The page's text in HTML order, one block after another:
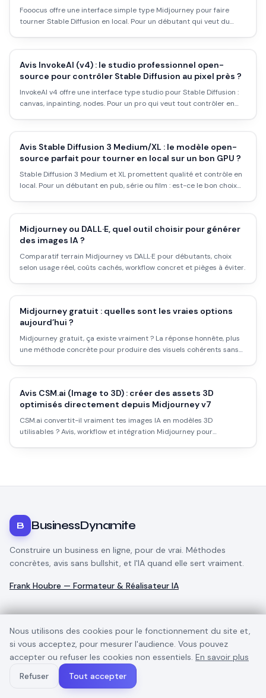
Fooocus offre une interface simple type Midjourney pour faire
tourner Stable Diffusion en local. Pour un débutant qui veut du
Avis InvokeAI (v4) : le studio professionnel open-
source pour contrôler Stable Diffusion au pixel près ?
InvokeAI v4 offre une interface type studio pour Stable Diffusion :
canvas, inpainting, nodes. Pour un pro qui veut tout contrôler en
Avis Stable Diffusion 3 Medium/XL : le modèle open-
source parfait pour tourner en local sur un bon GPU ?
Stable Diffusion 3 Medium et XL promettent qualité et contrôle en
local. Pour un débutant en pub, série ou film : est-ce le bon choix
Midjourney ou DALL·E, quel outil choisir pour générer
des images IA ?
Comparatif terrain Midjourney vs DALL·E pour débutants, choix
selon usage réel, coûts cachés, workflow concret et pièges à éviter.
Midjourney gratuit : quelles sont les vraies options
aujourd’hui ?
Midjourney gratuit, ça existe vraiment ? La réponse honnête, plus
une méthode concrète pour produire des visuels cohérents sans
Avis CSM.ai (Image to 3D) : créer des assets 3D
optimisés directement depuis Midjourney v7
CSM.ai convertit-il vraiment tes images IA en modèles 3D
utilisables ? Avis, workflow et intégration Midjourney pour
B BusinessDynamite
Construire un business en ligne, pour de vrai. Méthodes
concrètes, avis sans bullshit, et l'IA quand elle sert vraiment.
Frank Houbre — Formateur & Réalisateur IA
Business en ligne
E-commerce
Dropshipping
TikTok
Marketing digital
Nous utilisons des cookies pour le fonctionnement du site et,
si vous acceptez, pour mesurer l'audience. Vous pouvez
accepter ou refuser les cookies non essentiels. En savoir plus
Refuser
Tout accepter